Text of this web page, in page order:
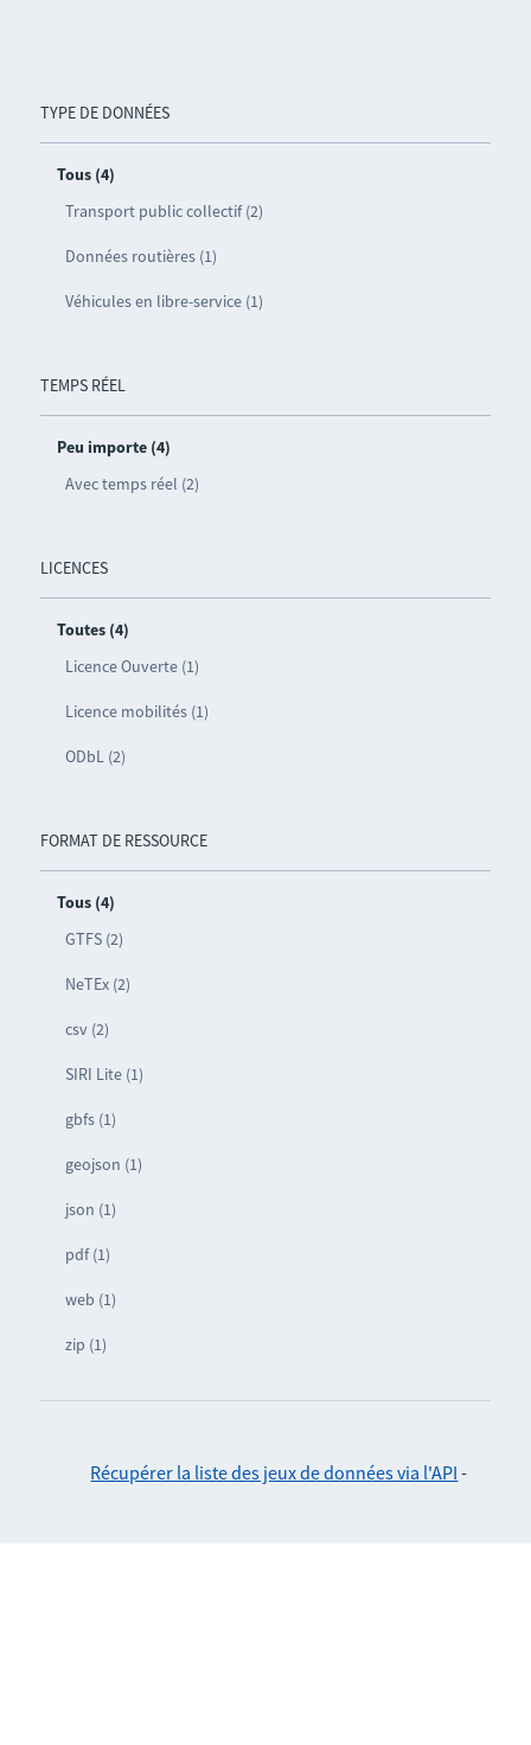
TYPE DE DONNÉES
Tous (4)
Transport public collectif (2)
Données routières (1)
Véhicules en libre-service (1)
TEMPS RÉEL
Peu importe (4)
Avec temps réel (2)
LICENCES
Toutes (4)
Licence Ouverte (1)
Licence mobilités (1)
ODbL (2)
FORMAT DE RESSOURCE
Tous (4)
GTFS (2)
NeTEx (2)
csv (2)
SIRI Lite (1)
gbfs (1)
geojson (1)
json (1)
pdf (1)
web (1)
zip (1)
Récupérer la liste des jeux de données via l'API -